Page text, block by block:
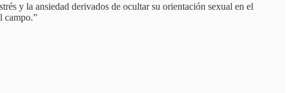
y la ansiedad derivados de ocultar su orientación sexual en el
campo.”